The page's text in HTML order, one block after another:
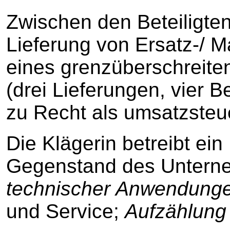
Zwischen den
Lieferung von Ersatz-/
eines
(drei Lieferungen, vier
zu Recht als
Die Klägerin betreibt
Gegenstand des
technischer
und Service;